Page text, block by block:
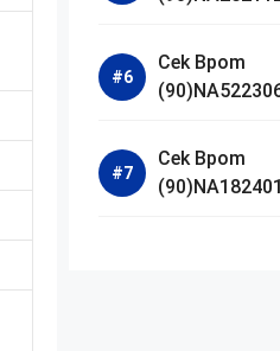
Madagascar
Ampoule
Cek Bpom
De Parfum
Cek Bpom